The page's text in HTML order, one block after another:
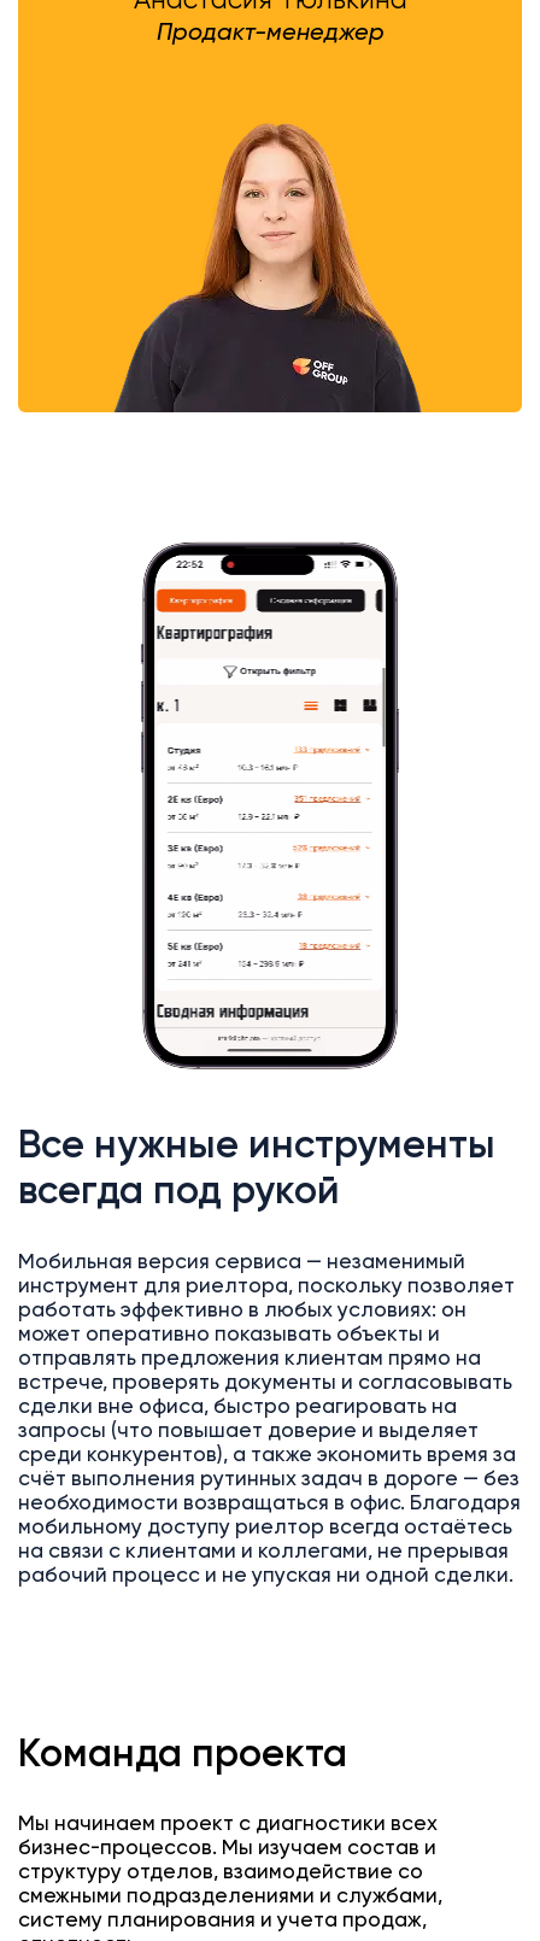
Продакт-менеджер
Все нужные инструменты
всегда под рукой
Мобильная версия сервиса — незаменимый
инструмент для риелтора, поскольку позволяет
работать эффективно в любых условиях: он
может оперативно показывать объекты и
отправлять предложения клиентам прямо на
встрече, проверять документы и согласовывать
сделки вне офиса, быстро реагировать на
запросы (что повышает доверие и выделяет
среди конкурентов), а также экономить время за
счёт выполнения рутинных задач в дороге — без
необходимости возвращаться в офис. Благодаря
мобильному доступу риелтор всегда остаётесь
на связи с клиентами и коллегами, не прерывая
рабочий процесс и не упуская ни одной сделки.
Команда проекта
Мы начинаем проект с диагностики всех
бизнес-процессов. Мы изучаем состав и
структуру отделов, взаимодействие со
смежными подразделениями и службами,
систему планирования и учета продаж,